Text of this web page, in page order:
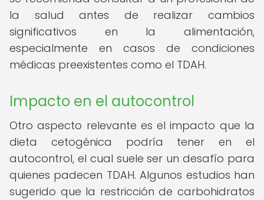
la salud antes de realizar cambios
significativos en la alimentación,
especialmente en casos de condiciones
médicas preexistentes como el TDAH.
Impacto en el autocontrol
Otro aspecto relevante es el impacto que la
dieta cetogénica podría tener en el
autocontrol, el cual suele ser un desafío para
quienes padecen TDAH. Algunos estudios han
sugerido que la restricción de carbohidratos